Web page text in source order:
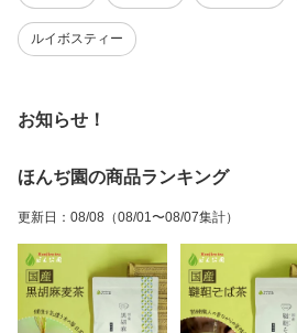
ルイボスティー
お知らせ！
ほんぢ園の商品ランキング
更新日 ： 08/08 （08/01〜08/07集計）